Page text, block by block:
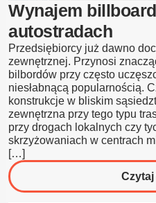
Wynajem
autostradach
Przedsiębiorcy już dawno
zewnętrznej. Przynosi
bilbordów przy często
niesłabnącą popularnością.
konstrukcje w bliskim
zewnętrzna przy tego typu
przy drogach lokalnych czy
skrzyżowaniach w centrach
[…]